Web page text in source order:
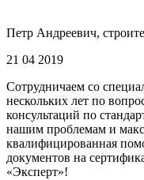
Петр Андреевич,
21 04 2019
Сотрудничаем со
нескольких лет по
консультаций по
нашим проблемам и
квалифицированная
документов на
«Эксперт»!